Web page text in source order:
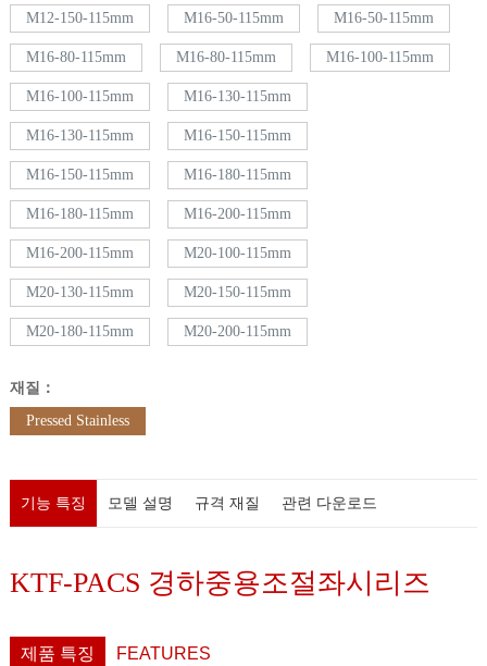
M12-150-115mm M16-50-115mm M16-50-115mm
M16-80-115mm M16-80-115mm M16-100-115mm
M16-100-115mm M16-130-115mm
M16-130-115mm M16-150-115mm
M16-150-115mm M16-180-115mm
M16-180-115mm M16-200-115mm
M16-200-115mm M20-100-115mm
M20-130-115mm M20-150-115mm
M20-180-115mm M20-200-115mm
재질：
Pressed Stainless
기능 특징 모델 설명 규격 재질 관련 다운로드
KTF-PACS 경하중용조절좌시리즈
제품 특징 FEATURES